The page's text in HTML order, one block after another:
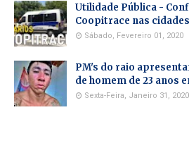
Utilidade Pública -
Coopitrace nas
Sábado, Fevereiro 01, 2020
PM's do raio
de homem de 23 anos
Sexta-Feira, Janeiro 31, 2020